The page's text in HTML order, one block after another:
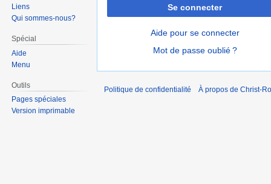
Se connecter
Aide pour se connecter
Mot de passe oublié ?
Liens
Qui sommes-nous?
Spécial
Aide
Menu
Outils
Pages spéciales
Version imprimable
Politique de confidentialité À propos de Christ-